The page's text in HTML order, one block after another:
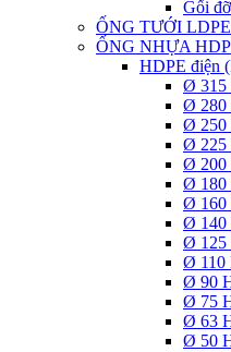
Gối
ỐNG TƯỚI
ỐNG NHỰA
HDPE điện
Ø 315
Ø 280
Ø 250
Ø 225
Ø 200
Ø 180
Ø 160
Ø 140
Ø 125
Ø 110
Ø 90
Ø 75
Ø 63
Ø 50